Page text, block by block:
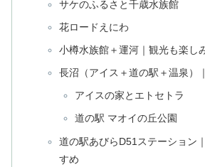
サケのふるさと千歳水族館
花ロードえにわ
小樽水族館＋運河｜観光も楽し
長沼（アイス＋道の駅＋温泉）
アイスの家とエトセトラ
道の駅 マオイの丘公園
道の駅あびらD51ステーション
すめ